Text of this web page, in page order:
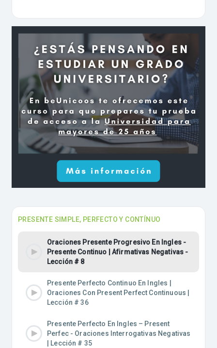
PRESENTE SIMPLE, PERFECTO Y CONTÍNUO
Oraciones Presente Progresivo En Ingles -
Presente Continuo | Afirmativas Negativas -
Lección # 8
Presente Perfecto Continuo En Ingles |
Oraciones Con Present Perfect Continuous |
Lección # 36
Presente Perfecto En Ingles – Present
Perfec - Oraciones Interrogativas Negativas
| Lección # 35